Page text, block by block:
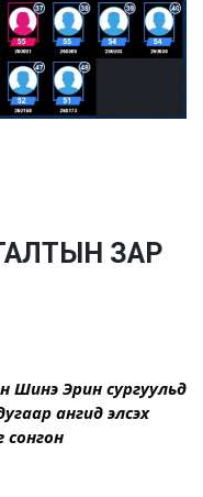
ЗАР
Шинэ Эрин сургуульд
ангид элсэх
сонгон